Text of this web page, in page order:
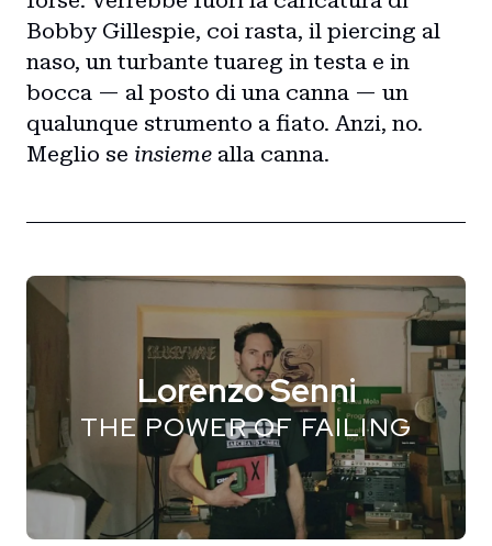
Bobby Gillespie, coi rasta, il piercing al
naso, un turbante tuareg in testa e in
bocca — al posto di una canna — un
qualunque strumento a fiato. Anzi, no.
Meglio se insieme alla canna.
Lorenzo Senni
THE POWER OF FAILING